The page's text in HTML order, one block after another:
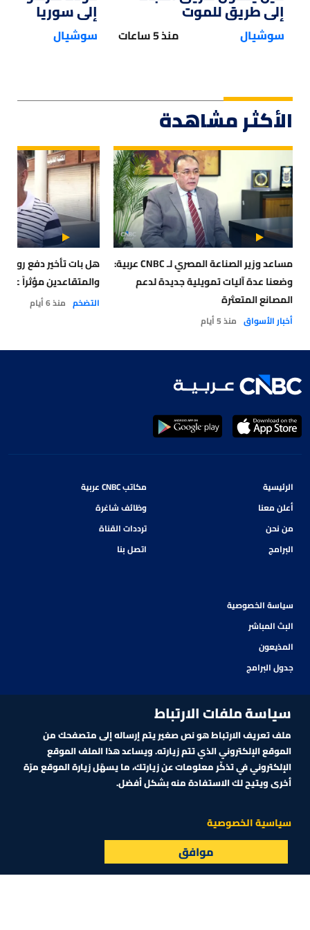
القائمة الأسواق البث المباشر
إلى طريق للموت
سوشيال منذ 5 ساعات
إلى سوريا
سوشيال
الأكثر مشاهدة
مساعد وزير الصناعة المصري لـ CNBC عربية:
وضعنا عدة آليات تمويلية جديدة لدعم
المصانع المتعثرة
أخبار الأسواق منذ 5 أيام
هل بات تأخير دفع
والمتقاعدين مؤثراً
التضخم منذ 6 أيام
الرئيسية
أعلن معنا
من نحن
البرامج
مكاتب CNBC عربية
وظائف شاغرة
ترددات القناة
اتصل بنا
سياسة الخصوصية
البث المباشر
المذيعون
جدول البرامج
سياسة ملفات الارتباط
ملف تعريف الارتباط هو نص صغير يتم إرساله إلى متصفحك من
الموقع الإلكتروني الذي تتم زيارته. ويساعد هذا الملف الموقع
الإلكتروني في تذكّر معلومات عن زيارتك، ما يسهّل زيارة الموقع مرّة
أخرى ويتيح لك الاستفادة منه بشكل أفضل.
سياسية الخصوصية
موافق